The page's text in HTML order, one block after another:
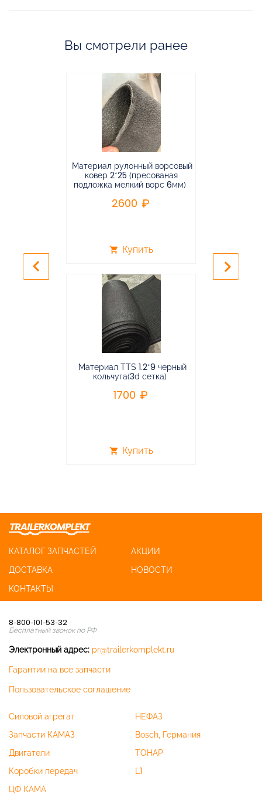
Вы смотрели ранее
Материал рулонный ворсовый
ковер 2*25 (пресованая
подложка мелкий ворс 6мм)
2600
shopping_cart Купить
Материал TTS 1.2*9 черный
кольчуга(3d сетка)
1700
shopping_cart Купить
keyboard_arrow_left keyboard_arrow_right
КАТАЛОГ ЗАПЧАСТЕЙ
АКЦИИ
ДОСТАВКА
НОВОСТИ
КОНТАКТЫ
8-800-101-53-32
Бесплатный звонок по РФ
Электронный адрес: pr@trailerkomplekt.ru
Гарантии на все запчасти
Пользовательское соглашение
Силовой агрегат
Запчасти КАМАЗ
Двигатели
Коробки передач
ЦФ КАМА
НЕФАЗ
Bosch, Германия
ТОНАР
L1